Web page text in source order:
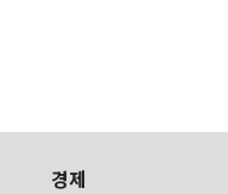
경제